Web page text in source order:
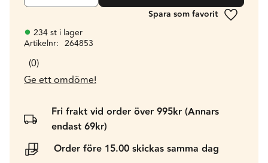
Lägg till
234 st i lager
Artikelnr
264853
0
Ge ett omdöme!
Fri frakt vid order över 995kr (Annars
endast 69kr)
Order före 15.00 skickas samma dag